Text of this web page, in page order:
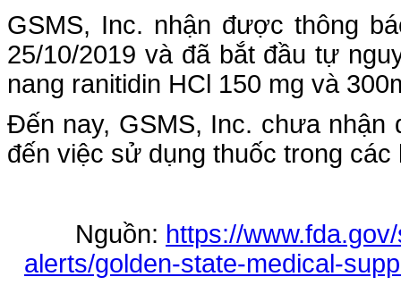
GSMS, Inc. nhận được thông
25/10/2019 và đã bắt đầu tự
nang ranitidin HCl 150 mg và
Đến nay, GSMS, Inc. chưa
đến việc sử dụng thuốc trong các
Nguồn: https://
alerts/golden-state-medical-